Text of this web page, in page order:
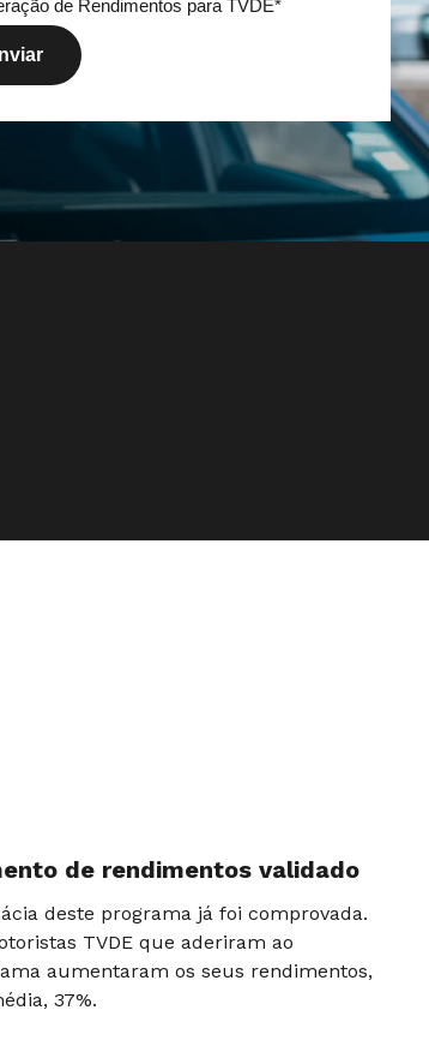
de Rendimentos para TVDE*
de rendimentos validado
deste programa já foi comprovada.
TVDE que aderiram ao
aumentaram os seus rendimentos,
37%.